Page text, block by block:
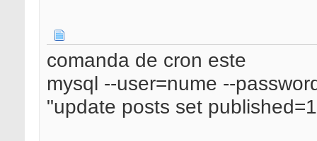
comanda de cron este
mysql --user=nume --
"update posts set